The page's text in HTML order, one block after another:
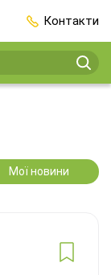
Контакти
2️⃣0️⃣2️⃣7️⃣ Усі
Мої новини